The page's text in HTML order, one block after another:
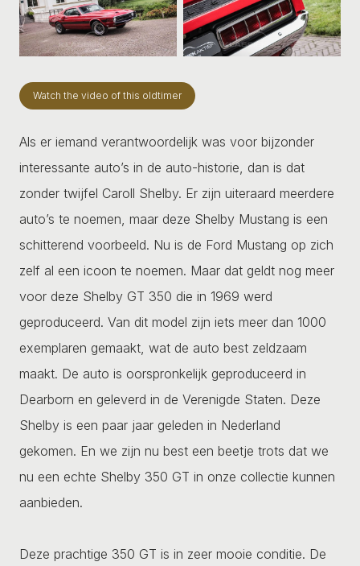
Watch the video of this oldtimer
Als er iemand verantwoordelijk was voor bijzonder
interessante auto’s in de auto-historie, dan is dat
zonder twijfel Caroll Shelby. Er zijn uiteraard meerdere
auto’s te noemen, maar deze Shelby Mustang is een
schitterend voorbeeld. Nu is de Ford Mustang op zich
zelf al een icoon te noemen. Maar dat geldt nog meer
voor deze Shelby GT 350 die in 1969 werd
geproduceerd. Van dit model zijn iets meer dan 1000
exemplaren gemaakt, wat de auto best zeldzaam
maakt. De auto is oorspronkelijk geproduceerd in
Dearborn en geleverd in de Verenigde Staten. Deze
Shelby is een paar jaar geleden in Nederland
gekomen. En we zijn nu best een beetje trots dat we
nu een echte Shelby 350 GT in onze collectie kunnen
aanbieden.
Deze prachtige 350 GT is in zeer mooie conditie. De